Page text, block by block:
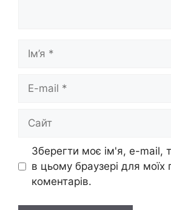
Ім’я
Сайт
Зберегти моє ім'я, e-mail,
в цьому браузері для
коментарів.